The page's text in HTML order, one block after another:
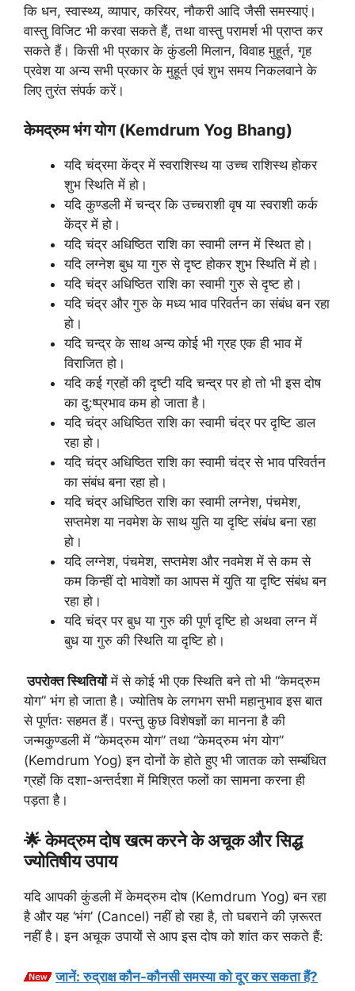
कि धन, स्वास्थ्य, व्यापार, करियर, नौकरी आदि जैसी समस्याएं।
वास्तु विजिट भी करवा सकते हैं, तथा वास्तु परामर्श भी प्राप्त कर
सकते हैं। किसी भी प्रकार के कुंडली मिलान, विवाह मुहूर्त, गृह
प्रवेश या अन्य सभी प्रकार के मुहूर्त एवं शुभ समय निकलवाने के
लिए तुरंत संपर्क करें।
केमद्रुम भंग योग(Kemdrum Yog Bhang)
यदि चंद्रमा केंद्र में स्वराशिस्थ या उच्च राशिस्थ होकर
शुभ स्थिति में हो।
यदि कुण्डली में चन्द्र कि उच्चराशी वृष या स्वराशी कर्क
केंद्र में हो।
यदि चंद्र अधिष्ठित राशि का स्वामी लग्न में स्थित हो।
यदि लग्नेश बुध या गुरु से दृष्ट होकर शुभ स्थिति में हो।
यदि चंद्र अधिष्ठित राशि का स्वामी गुरु से दृष्ट हो।
यदि चंद्र और गुरु के मध्य भाव परिवर्तन का संबंध बन रहा
हो।
यदि चन्द्र के साथ अन्य कोई भी ग्रह एक ही भाव में
विराजित हो।
यदि कई ग्रहों की दृष्टी यदि चन्द्र पर हो तो भी इस दोष
का दु:ष्प्रभाव कम हो जाता है।
यदि चंद्र अधिष्ठित राशि का स्वामी चंद्र पर दृष्टि डाल
रहा हो।
यदि चंद्र अधिष्ठित राशि का स्वामी चंद्र से भाव परिवर्तन
का संबंध बना रहा हो।
यदि चंद्र अधिष्ठित राशि का स्वामी लग्नेश, पंचमेश,
सप्तमेश या नवमेश के साथ युति या दृष्टि संबंध बना रहा
हो।
यदि लग्नेश, पंचमेश, सप्तमेश और नवमेश में से कम से
कम किन्हीं दो भावेशों का आपस में युति या दृष्टि संबंध बन
रहा हो।
यदि चंद्र पर बुध या गुरु की पूर्ण दृष्टि हो अथवा लग्न में
बुध या गुरु की स्थिति या दृष्टि हो।
उपरोक्त स्थितियोंमें से कोई भी एक स्थिति बने तो भी “केमद्रुम
योग” भंग हो जाता है। ज्योतिष के लगभग सभी महानुभाव इस बात
से पूर्णतः सहमत हैं। परन्तु कुछ विशेषज्ञों का मानना है की
जन्मकुण्डली में “केमद्रुम योग” तथा “केमद्रुम भंग योग”
(Kemdrum Yog) इन दोनों के होते हुए भी जातक को सम्बंधित
ग्रहों कि दशा-अन्तर्दशा में मिश्रित फलों का सामना करना ही
पड़ता है।
🌟 केमद्रुम दोष खत्म करने के अचूक और सिद्ध
ज्योतिषीय उपाय
यदि आपकी कुंडली में केमद्रुम दोष (Kemdrum Yog) बन रहा
है और यह ‘भंग’ (Cancel) नहीं हो रहा है, तो घबराने की ज़रूरत
नहीं है। इन अचूक उपायों से आप इस दोष को शांत कर सकते हैं:
जानें: रुद्राक्ष कौन-कौनसी समस्या को दूर कर सकता हैं?